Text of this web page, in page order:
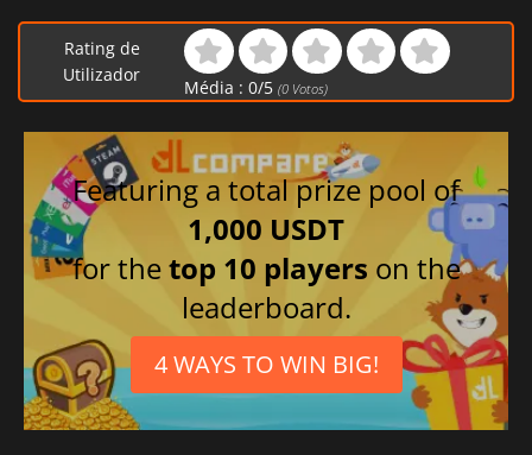
Rating de
Utilizador
Média : 0/5 (0Votos)
Featuring a total prize pool of
1,000 USDT
for thetop 10 players on the
leaderboard.
4 WAYS TO WIN BIG!